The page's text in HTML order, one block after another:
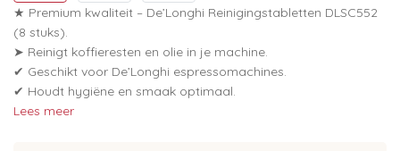
★ Premium kwaliteit – De’Longhi Reinigingstabletten DLSC552
(8 stuks).
➤ Reinigt koffieresten en olie in je machine.
✔ Geschikt voor De’Longhi espressomachines.
✔ Houdt hygiëne en smaak optimaal.
Lees meer